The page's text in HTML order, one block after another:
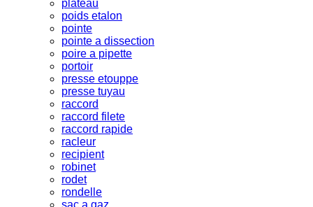
plateau
poids etalon
pointe
pointe a dissection
poire a pipette
portoir
presse etouppe
presse tuyau
raccord
raccord filete
raccord rapide
racleur
recipient
robinet
rodet
rondelle
sac a gaz